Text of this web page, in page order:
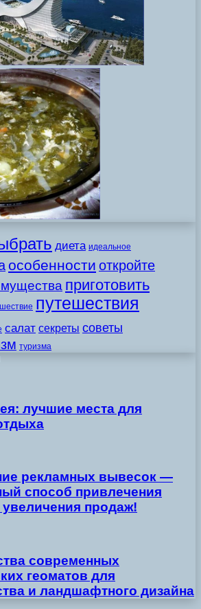
диета идеальное
особенности откройте
приготовить
путешествия
салат секреты советы
туризма
лучшие места для
рекламных вывесок —
способ привлечения
увеличения продаж!
современных
геоматов для
и ландшафтного дизайна